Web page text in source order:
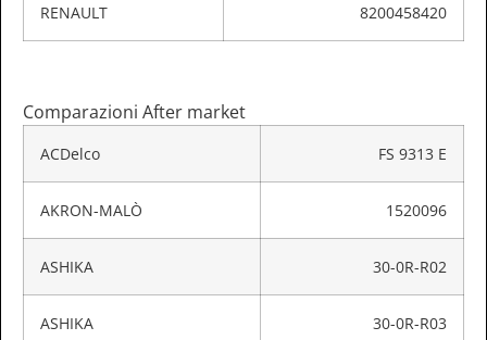
RENAULT 8200458420
Comparazioni After market
ACDelco FS 9313 E
AKRON-MALÒ 1520096
ASHIKA 30-0R-R02
ASHIKA 30-0R-R03